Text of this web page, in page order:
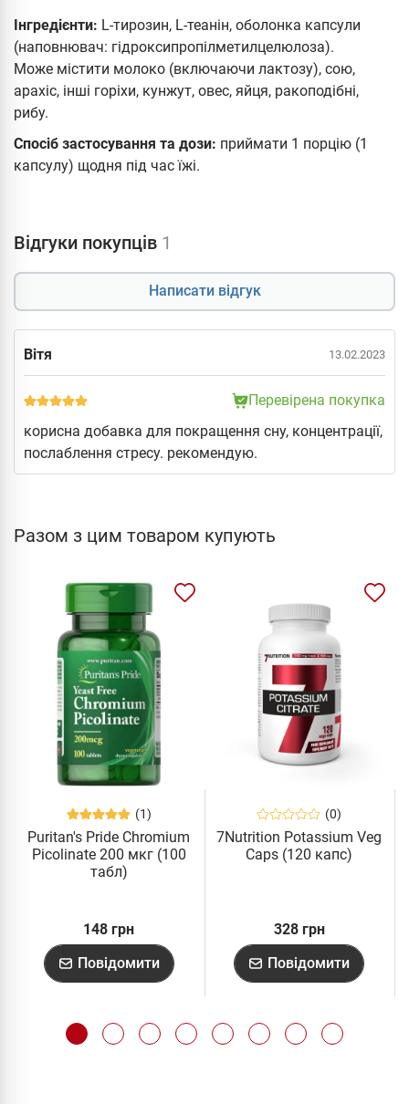
Інгредієнти: L-тирозин, L-теанін, оболонка капсули
(наповнювач: гідроксипропілметилцелюлоза).
Може містити молоко (включаючи лактозу), сою,
арахіс, інші горіхи, кунжут, овес, яйця, ракоподібні,
рибу.
Спосіб застосування та дози: приймати 1 порцію (1
капсулу) щодня під час їжі.
Відгуки покупців 1
Написати відгук
Вітя 13.02.2023
Перевірена покупка
корисна добавка для покращення сну, концентрації,
послаблення стресу. рекомендую.
Разом з цим товаром купують
(1)
Puritan's Pride Chromium
Picolinate 200 мкг (100
табл)
148 грн
Повідомити
(0)
7Nutrition Potassium Veg
Caps (120 капс)
328 грн
Повідомити